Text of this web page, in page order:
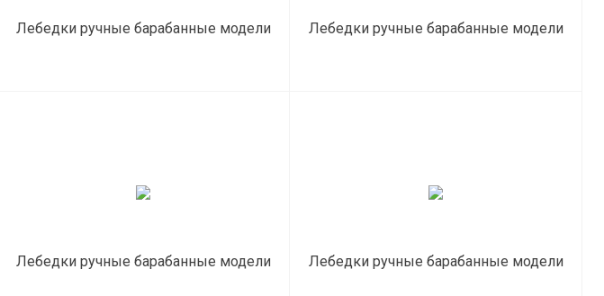
Лебедки ручные барабанные модели
Лебедки ручные барабанные модели
Лебедки ручные барабанные модели
Лебедки ручные барабанные модели